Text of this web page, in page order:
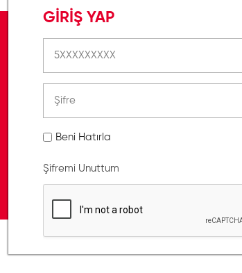
GİRİŞ YAP
Beni Hatırla
Şifremi Unuttum